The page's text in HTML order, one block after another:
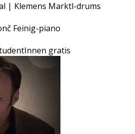
| Klemens Marktl-drums
Feinig-piano
gratis